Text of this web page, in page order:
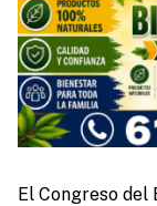
El Congreso del